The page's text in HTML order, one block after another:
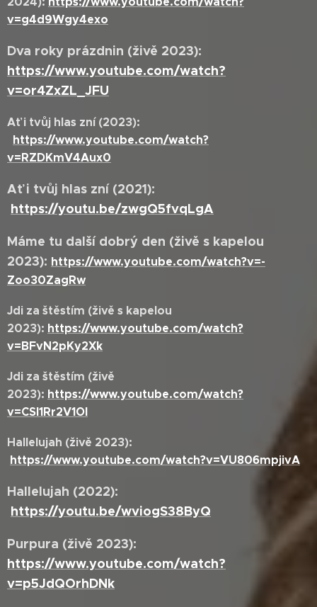
v=g4d9Wgy4exo
Dva roky prázdnin (živě 2023):
https://www.youtube.com/watch?
v=or4ZxZL_JFU
Ať i tvůj hlas zní (2023):
https://www.youtube.com/watch?
v=RZDKmV4Aux0
Ať i tvůj hlas zní (2021):
https://youtu.be/zwgQ5fvqLgA
Máme tu další dobrý den (živě s kapelou
2023): https://www.youtube.com/watch?v=-
Zoo30ZagRw
Jdi za štěstím (živě s kapelou
2023): https://www.youtube.com/watch?
v=BFvN2pKy2Xk
Jdi za štěstím (živě
2023): https://www.youtube.com/watch?
v=CSI1Rr2V1OI
Hallelujah (živě 2023):
https://www.youtube.com/watch?v=VU806mpjivA
Hallelujah (2022):
https://youtu.be/wviogS38ByQ
Purpura (živě 2023):
https://www.youtube.com/watch?
v=p5JdQOrhDNk